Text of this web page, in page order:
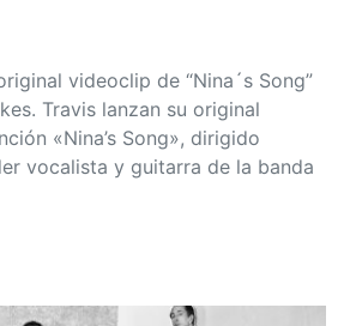
videoclip de “Nina´s Song”
Travis lanzan su original
«Nina’s Song», dirigido
vocalista y guitarra de la banda